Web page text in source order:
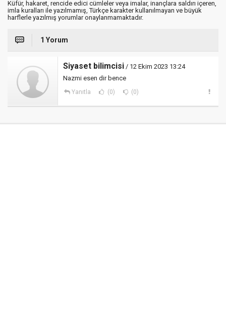
Küfür, hakaret, rencide edici cümleler veya imalar, inançlara saldırı içeren,
imla kuralları ile yazılmamış, Türkçe karakter kullanılmayan ve büyük
harflerle yazılmış yorumlar onaylanmamaktadır.
1 Yorum
Siyaset bilimcisi / 12 Ekim 2023 13:24
Nazmi esen dir bence
Yanıtla (0) (0)